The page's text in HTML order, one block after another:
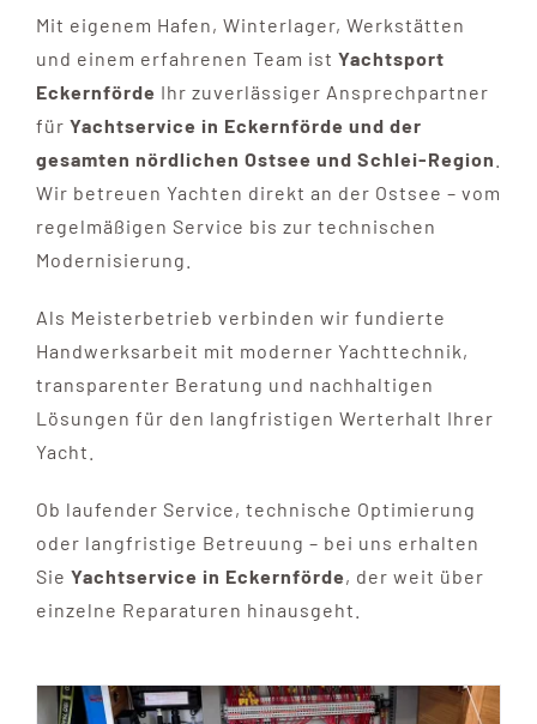
Mit eigenem Hafen, Winterlager, Werkstätten
und einem erfahrenen Team ist Yachtsport
Eckernförde Ihr zuverlässiger Ansprechpartner
für Yachtservice in Eckernförde und der
gesamten nördlichen Ostsee und Schlei-Region
Wir betreuen Yachten direkt an der Ostsee – vom
regelmäßigen Service bis zur technischen
Modernisierung.
Als Meisterbetrieb verbinden wir fundierte
Handwerksarbeit mit moderner Yachttechnik,
transparenter Beratung und nachhaltigen
Lösungen für den langfristigen Werterhalt Ihrer
Yacht.
Ob laufender Service, technische Optimierung
oder langfristige Betreuung – bei uns erhalten
Sie Yachtservice in Eckernförde, der weit über
einzelne Reparaturen hinausgeht.